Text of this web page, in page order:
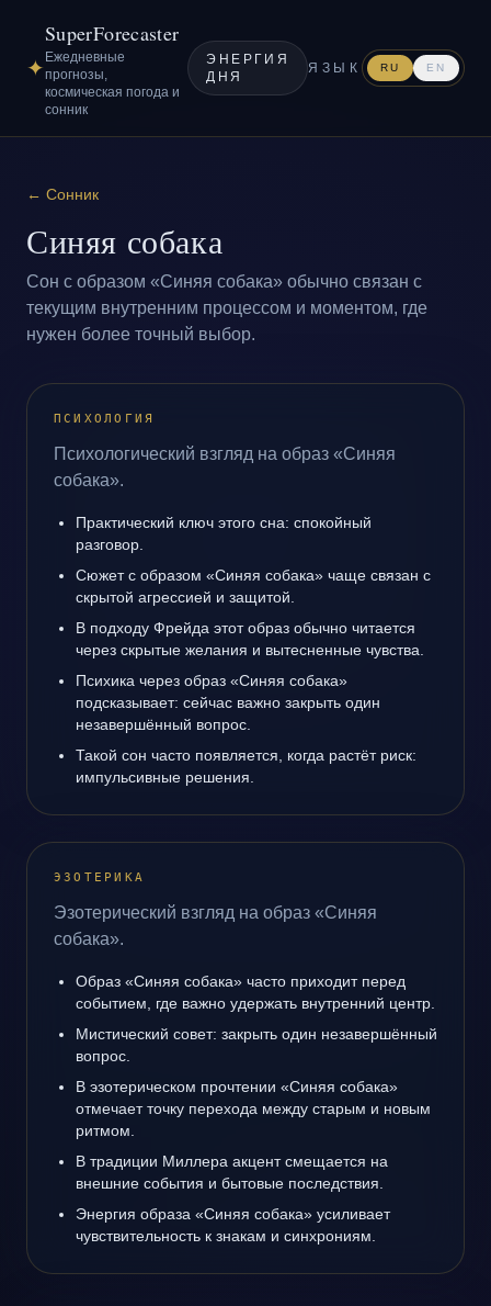
✦
SuperForecaster
Ежедневные
прогнозы,
космическая погода и
сонник
ЭНЕРГИЯ
ДНЯ
ЯЗЫК RU EN
← Сонник
Синяя собака
Сон с образом «Синяя собака» обычно связан с
текущим внутренним процессом и моментом, где
нужен более точный выбор.
ПСИХОЛОГИЯ
Психологический взгляд на образ «Синяя
собака».
Практический ключ этого сна: спокойный
разговор.
Сюжет с образом «Синяя собака» чаще связан с
скрытой агрессией и защитой.
В подходу Фрейда этот образ обычно читается
через скрытые желания и вытесненные чувства.
Психика через образ «Синяя собака»
подсказывает: сейчас важно закрыть один
незавершённый вопрос.
Такой сон часто появляется, когда растёт риск:
импульсивные решения.
ЭЗОТЕРИКА
Эзотерический взгляд на образ «Синяя
собака».
Образ «Синяя собака» часто приходит перед
событием, где важно удержать внутренний центр.
Мистический совет: закрыть один незавершённый
вопрос.
В эзотерическом прочтении «Синяя собака»
отмечает точку перехода между старым и новым
ритмом.
В традиции Миллера акцент смещается на
внешние события и бытовые последствия.
Энергия образа «Синяя собака» усиливает
чувствительность к знакам и синхрониям.